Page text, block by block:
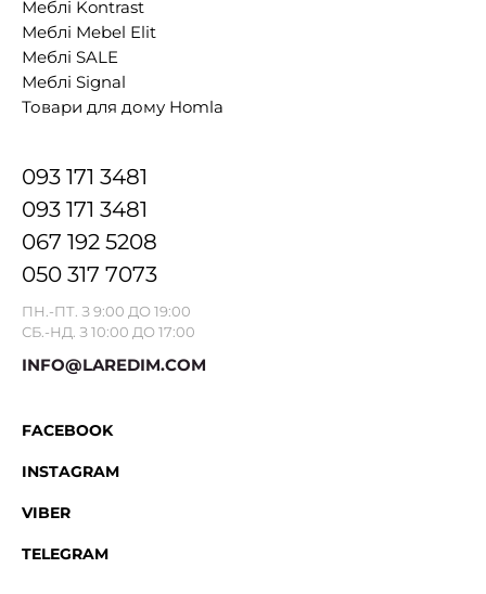
Меблі Kontrast
Меблі Mebel Elit
Меблі SALE
Меблі Signal
Товари для дому Homla
093 171 3481
093 171 3481
067 192 5208
050 317 7073
ПН.-ПТ. З 9:00 ДО 19:00
СБ.-НД. З 10:00 ДО 17:00
INFO@LAREDIM.COM
FACEBOOK
INSTAGRAM
VIBER
TELEGRAM